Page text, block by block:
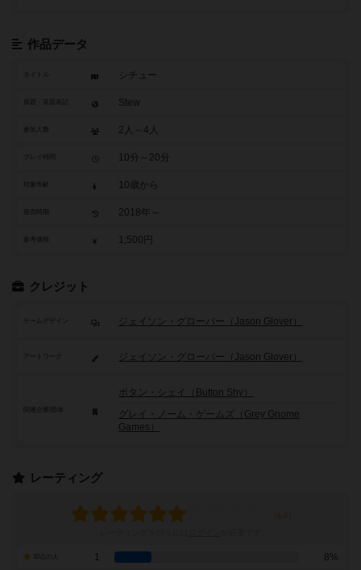
作品データ
タイトル シチュー
Stew
参加人数 2人～4人
10分～20分
10歳から
2018年～
参考価格 1,500円
クレジット
ゲームデザイン ジェイソン・グローバー（Jason Glover）
アートワーク ジェイソン・グローバー（Jason Glover）
ボタン・シェイ（Button Shy）
グレイ・ノーム・ゲームズ（Grey Gnome
Games）
レーティング
1 8%